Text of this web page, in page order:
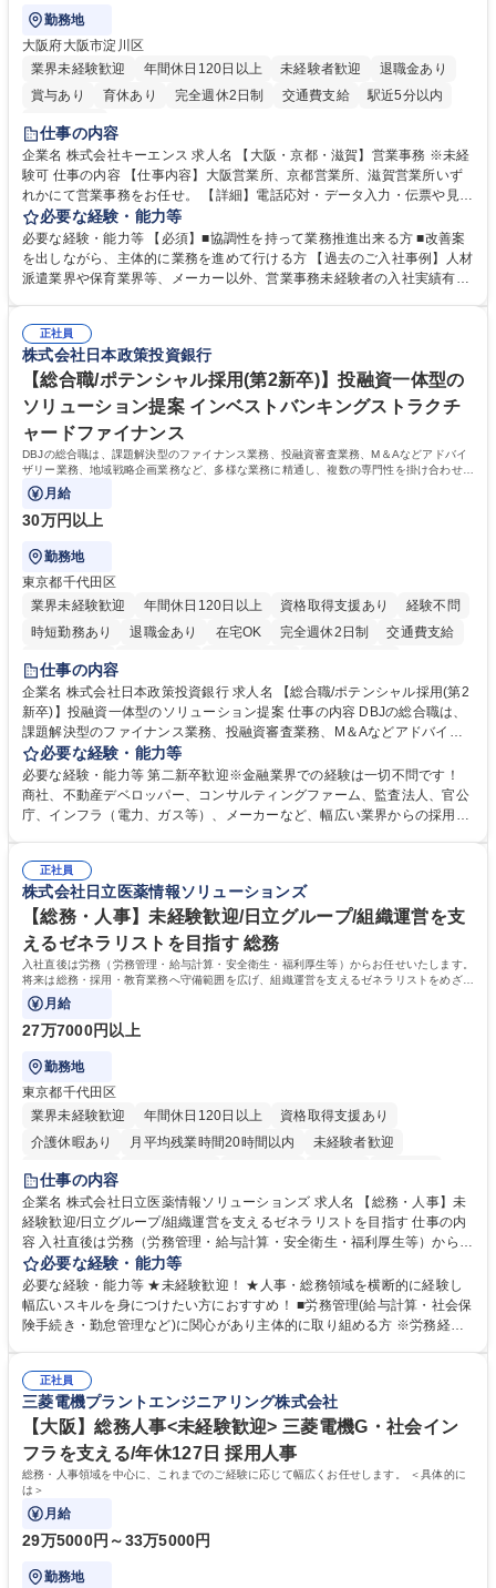
勤務地
大阪府大阪市淀川区
業界未経験歓迎
年間休日120日以上 未経験者歓迎
退職金あり
賞与あり
育休あり 完全週休2日制 交通費支給
駅近5分以内
土日祝休み
仕事の内容
企業名 株式会社キーエンス 求人名 【大阪・京都・滋賀】営業事務 ※未経
験可 仕事の内容 【仕事内容】大阪営業所、京都営業所、滋賀営業所いず
れかにて営業事務をお任せ。 【詳細】電話応対・データ入力・伝票や見積
の作成・カタログ送付・来客対応・営業所内で発生する事務業務や業務改
善をお任せ。 【教育制度】ご入社後、育成担当とペアになりながらOJTに
て業務を覚えていただくことが可能です。業務システムがきちんと構築さ
れているため、スムーズに仕事に慣れることができる環境です。また、
募集職種 【大阪・京都・滋賀】営業事務 ※未経験可
必要な経験・能力等
必要な経験・能力等 【必須】■協調性を持って業務推進出来る方 ■改善案
を出しながら、主体的に業務を進めて行ける方 【過去のご入社事例】人材
派遣業界や保育業界等、メーカー以外、営業事務未経験者の入社実績有
えて、お客様や社員の状況に合わせ、能動的なサポート、改善の動きも期
待され。組織を支えるスペシャリストとして、チームに貢献し、結果的に
社員から頼られる存在になることができます。平均19:30の退勤以降の業
務の持ち帰りも禁止されており、メリハリのある働き方となります。 学
歴・資格 学歴：大学院 大学 高専 短大 語学力： 資格：
正社員
株式会社日本政策投資銀行
【総合職/ポテンシャル採用(第2新卒)】投融資一体型の
ソリューション提案 インベストバンキングストラクチ
ャードファイナンス
DBJの総合職は、課題解決型のファイナンス業務、投融資審査業務、M＆Aなどアドバイ
ザリー業務、地域戦略企画業務など、多様な業務に精通し、複数の専門性を掛け合わせて
広く社会に貢献していく職種です。
月給
30万円以上
勤務地
東京都千代田区
業界未経験歓迎
年間休日120日以上 資格取得支援あり
経験不問
時短勤務あり
退職金あり 在宅OK 完全週休2日制
交通費支給
駅近5分以内
食事補助あり
託児所あり
仕事の内容
企業名 株式会社日本政策投資銀行 求人名 【総合職/ポテンシャル採用(第2
新卒)】投融資一体型のソリューション提案 仕事の内容 DBJの総合職は、
課題解決型のファイナンス業務、投融資審査業務、M＆Aなどアドバイザ
リー業務、地域戦略企画業務など、多様な業務に精通し、複数の専門性を
掛け合わせて広く社会に貢献していく職種です。 入社後は、横断的なロー
テーションを経て適性や専門性に応じたキャリアを形成していただきま
す。総合職として入社いただき、下記いずれかの部門でご活躍いただきま
ート・ナレッジ業務 ※それぞれの業務内容に関しては、別途その他労働条
件備考欄に記載 募集職種 【総合職/ポテンシャル採用(第2新卒)】投融資一
体型のソリューション提案
必要な経験・能力等
必要な経験・能力等 第二新卒歓迎※金融業界での経験は一切不問です！
商社、不動産デベロッパー、コンサルティングファーム、監査法人、官公
庁、インフラ（電力、ガス等）、メーカーなど、幅広い業界からの採用実
く高い志を併せもった人材を求めています。ポテンシャル採用（第2新
卒）では、金融業界での経験や知識を問いません。新たな時代を見据え
て、複雑化する社会課題の解決に向けて先鞭をつける役割を担いたい、と
いう気概をお持ちの方を心待ちにしています。 学歴・資格 学歴：大学院
大学 語学力： 資格：
正社員
株式会社日立医薬情報ソリューションズ
【総務・人事】未経験歓迎/日立グループ/組織運営を支
えるゼネラリストを目指す 総務
入社直後は労務（労務管理・給与計算・安全衛生・福利厚生等）からお任せいたします。
将来は総務・採用・教育業務へ守備範囲を広げ、組織運営を支えるゼネラリストをめざせ
ます。
月給
27万7000円以上
勤務地
東京都千代田区
業界未経験歓迎
年間休日120日以上
資格取得支援あり
介護休暇あり
月平均残業時間20時間以内
未経験者歓迎
住宅手当あり
育休あり
完全週休2日制 交通費支給 土日祝休み 寮・社宅あり
仕事の内容
企業名 株式会社日立医薬情報ソリューションズ 求人名 【総務・人事】未
経験歓迎/日立グループ/組織運営を支えるゼネラリストを目指す 仕事の内
容 入社直後は労務（労務管理・給与計算・安全衛生・福利厚生等）からお
任せいたします。将来は総務・採用・教育業務へ守備範囲を広げ、組織運
営を支えるゼネラリストをめざせます。 ・初期業務：労働時間管理、給与
計算、社会保険対応、福利厚生管理、安全衛生、健康経営推進等をお任せ
します。ご経験に応じて、休職者管理など、幅広く経験を積んでいただき
幅広く経験を積みたい意欲がある方に最適な環境です。 募集職種 【総
務・人事】未経験歓迎/日立グループ/組織運営を支えるゼネラリストを目
指す
必要な経験・能力等
必要な経験・能力等 ★未経験歓迎！ ★人事・総務領域を横断的に経験し
幅広いスキルを身につけたい方におすすめ！ ■労務管理(給与計算・社会保
険手続き・勤怠管理など)に関心があり主体的に取り組める方 ※労務経験
のご経験 ■労務管理（給与計算・社会保険手続き・勤怠管理など）の経験
■衛生管理者の資格をお持ちの方 学歴・資格 学歴：大学院 大学 高専 短大
専修学校 高校 語学力： 資格：
正社員
三菱電機プラントエンジニアリング株式会社
【大阪】総務人事<未経験歓迎> 三菱電機G・社会イン
フラを支える/年休127日 採用人事
総務・人事領域を中心に、これまでのご経験に応じて幅広くお任せします。 ＜具体的に
は＞
月給
29万5000円～33万5000円
勤務地